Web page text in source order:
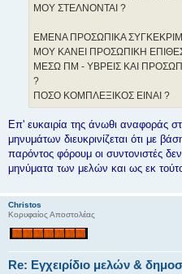
ΜΟΥ ΣΤΕΛΝΟΝΤΑΙ ?
ΕΜΕΝΑ ΠΡΟΣΩΠΙΚΑ
ΜΟΥ ΚΑΝΕΙ ΠΡΟΣΩΠΙΚΗ
ΜΕΣΩ ΠΜ - ΥΒΡΕΙΣ ΚΑΙ
?
ΠΟΣΟ ΚΟΜΠΛΕΞΙΚΟΣ ΕΙΝΑΙ ?
Επ' ευκαιρία της άνωθι αναφοράς
μηνυμάτων διευκρινίζεται ότι με
παρόντος φόρουμ οι συντονιστές
μηνύματα των μελών και ως εκ
Christos
Κορυφαίος Αποστολέας
Re: Εγχειρίδιο μελών &